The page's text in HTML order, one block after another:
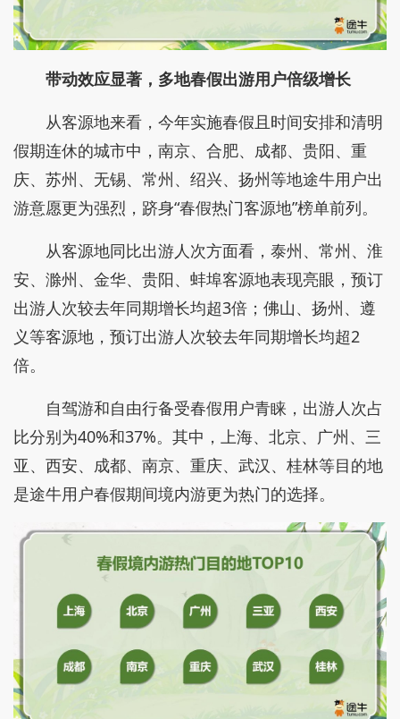
带动效应显著，多地春假出游用户倍级增长
从客源地来看，今年实施春假且时间安排和清明
假期连休的城市中，南京、合肥、成都、贵阳、重
庆、苏州、无锡、常州、绍兴、扬州等地途牛用户出
游意愿更为强烈，跻身“春假热门客源地”榜单前列。
从客源地同比出游人次方面看，泰州、常州、淮
安、滁州、金华、贵阳、蚌埠客源地表现亮眼，预订
出游人次较去年同期增长均超3倍；佛山、扬州、遵
义等客源地，预订出游人次较去年同期增长均超2
倍。
自驾游和自由行备受春假用户青睐，出游人次占
比分别为40%和37%。其中，上海、北京、广州、三
亚、西安、成都、南京、重庆、武汉、桂林等目的地
是途牛用户春假期间境内游更为热门的选择。